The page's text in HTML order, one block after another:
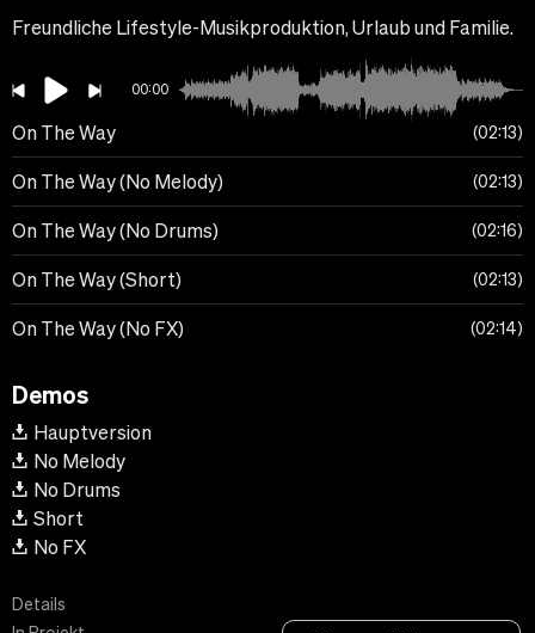
Freundliche Lifestyle-Musikproduktion, Urlaub und Familie.
00:00
On The Way 02:13
On The Way (No Melody) 02:13
On The Way (No Drums) 02:16
On The Way (Short) 02:13
On The Way (No FX) 02:14
Demos
Hauptversion
No Melody
No Drums
Short
No FX
Details